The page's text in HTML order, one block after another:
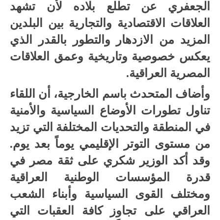
الجعفري عن تطلع بلاده لأن تشهد
العلاقات الاقتصادية والتجارية بين البلدين
المزيد من الازدهار والتطور بالقدر الذي
يعكس خصوصية وتاريخية وعمق العلاقات
المصرية العراقية.
وأضاف المتحدث باسم الخارجية، أن اللقاء
تناول تطورات الأوضاع السياسية والأمنية
في المنطقة والتحديات المختلفة التي تزيد
من مستوى التوتر الإقليمي يوماً بعد يوم.
وقد أكد الوزير شكري على ثقة مصر في
قدرة المؤسسات الوطنية العراقية
ومختلف القوى السياسية وأبناء الشعب
العراقي على تجاوز كافة العقبات التي